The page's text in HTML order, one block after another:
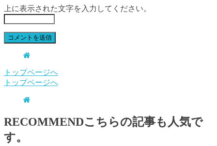
上に表示された文字を入力してください。
トップページへ
トップページへ
RECOMMENDこちらの記事も人気で
す。